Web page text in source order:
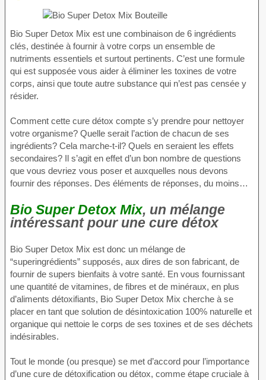
Bio Super Detox Mix est une combinaison de 6 ingrédients
clés, destinée à fournir à votre corps un ensemble de
nutriments essentiels et surtout pertinents. C’est une formule
qui est supposée vous aider à éliminer les toxines de votre
corps, ainsi que toute autre substance qui n’est pas censée y
résider.
Comment cette cure détox compte s’y prendre pour nettoyer
votre organisme? Quelle serait l’action de chacun de ses
ingrédients? Cela marche-t-il? Quels en seraient les effets
secondaires? Il s’agit en effet d’un bon nombre de questions
que vous devriez vous poser et auxquelles nous devons
fournir des réponses. Des éléments de réponses, du moins…
Bio Super Detox Mix, un mélange
intéressant pour une cure détox
Bio Super Detox Mix est donc un mélange de
“superingrédients” supposés, aux dires de son fabricant, de
fournir de supers bienfaits à votre santé. En vous fournissant
une quantité de vitamines, de fibres et de minéraux, en plus
d’aliments détoxifiants, Bio Super Detox Mix cherche à se
placer en tant que solution de désintoxication 100% naturelle et
organique qui nettoie le corps de ses toxines et de ses déchets
indésirables.
Tout le monde (ou presque) se met d’accord pour l’importance
d’une cure de détoxification ou détox, comme étape cruciale à